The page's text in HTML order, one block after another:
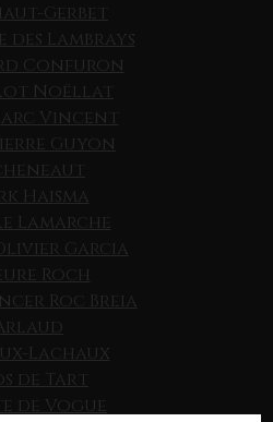
Gerbet
des Lambrays
Confuron
Noëllat
Vincent
Guyon
Haisma
Lamarche
Garcia
Roch
Roc Breia
Lachaux
de Tart
de Vogue